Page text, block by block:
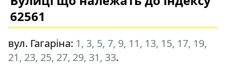
62561
вул. Гагаріна: 1, 3, 5, 7, 9, 11, 13, 15, 17, 19,
21, 23, 25, 27, 29, 31, 33.